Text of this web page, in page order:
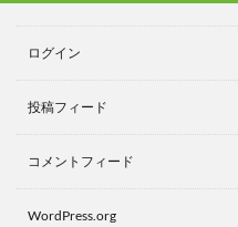
ログイン
投稿フィード
コメントフィード
WordPress.org